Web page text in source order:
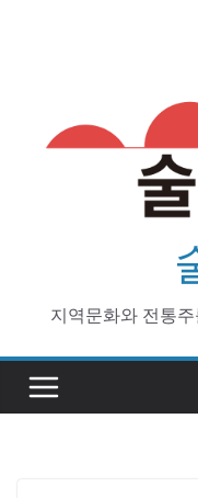
지역문화와 전통